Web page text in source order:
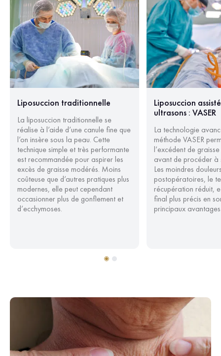
Liposuccion traditionnelle
La liposuccion traditionnelle se
réalise à l’aide d’une canule fine que
l’on insère sous la peau. Cette
technique simple et très performante
est recommandée pour aspirer les
excès de graisse modérés. Moins
coûteuse que d’autres pratiques plus
modernes, elle peut cependant
occasionner plus de gonflement et
d’ecchymoses.
Liposuccion
ultrasons : VASER
La technologie
méthode VASER
l’excédent de
avant de procéder à
Les moindres
postopératoires, le
récupération réduit,
final plus précis en
principaux